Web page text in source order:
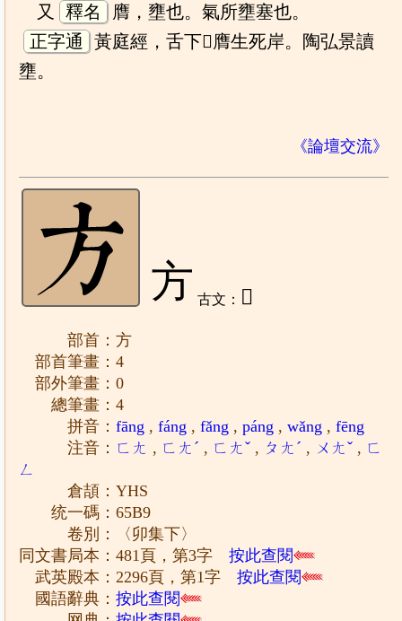
又
釋名
膺，壅也。氣所壅塞也。
正字通
黃庭經，舌下𤣥膺生死岸。陶弘景讀
壅。
《論壇交流》
方 古文： 𤙗
部首：方
部首筆畫：4
部外筆畫：0
總筆畫：4
拼音：fāng ,fáng ,fǎng ,páng ,wǎng ,fēng
注音： ㄈㄤ , ㄈㄤˊ , ㄈㄤˇ , ㄆㄤˊ , ㄨㄤˇ , ㄈ
ㄥ
倉頡：YHS
统一碼：65B9
卷別：〈卯集下〉
同文書局本：481頁，第3字按此查閱
武英殿本：2296頁，第1字按此查閱
國語辭典：按此查閱